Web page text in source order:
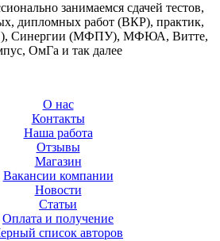
занимаемся сдачей тестов,
дипломных работ (ВКР), практик,
Синергии (МФПУ), МФЮА, Витте,
ОмГа и так далее
О нас
Контакты
Наша работа
Отзывы
Магазин
Вакансии компании
Новости
Статьи
Оплата и получение
список авторов